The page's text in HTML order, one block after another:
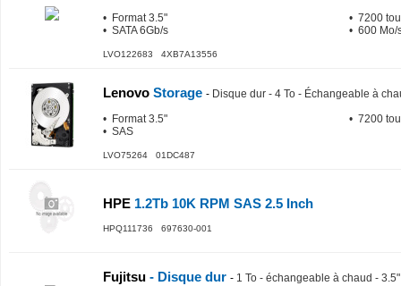
• Format 3.5"
• SATA 6Gb/s
• 7200
• 600 Mo/
LVO122683 4XB7A13556
Lenovo Storage - Disque dur - 4 To - Échangeable à
• Format 3.5"
• SAS
• 7200
LVO75264 01DC487
HPE 1.2Tb 10K RPM SAS 2.5 Inch
HPQ111736 697630-001
Fujitsu - Disque dur - 1 To - échangeable à chaud - 3.5"